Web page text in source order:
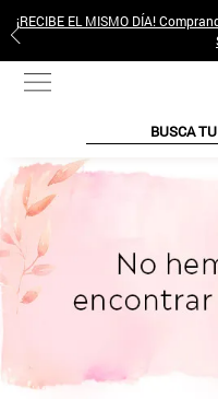
¡RECIBE EL MISMO DÍA!
BUSCA TU